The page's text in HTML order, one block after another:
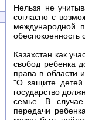
Нельзя не
согласно с
международной
обеспокоенность
Казахстан как
свобод ребенка
права в области
"О защите детей
государство
семье. В случае
передачи